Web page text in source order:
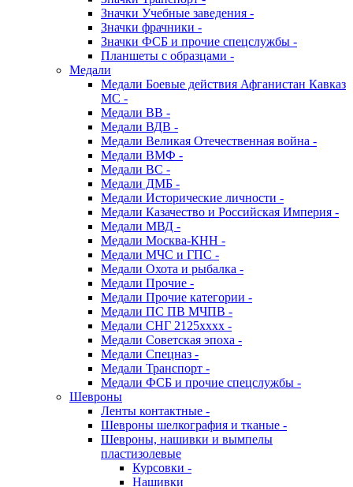
Значки Учебные заведения -
Значки фрачники -
Значки ФСБ и прочие спецслужбы -
Планшеты с образцами -
Медали
Медали Боевые действия Афганистан Кавказ
МС -
Медали ВВ -
Медали ВДВ -
Медали Великая Отечественная война -
Медали ВМФ -
Медали ВС -
Медали ДМБ -
Медали Исторические личности -
Медали Казачество и Российская Империя -
Медали МВД -
Медали Москва-КНН -
Медали МЧС и ГПС -
Медали Охота и рыбалка -
Медали Прочие -
Медали Прочие категории -
Медали ПС ПВ МЧПВ -
Медали СНГ 2125хххх -
Медали Советская эпоха -
Медали Спецназ -
Медали Транспорт -
Медали ФСБ и прочие спецслужбы -
Шевроны
Ленты контактные -
Шевроны шелкография и тканые -
Шевроны, нашивки и вымпелы
пластизолевые
Курсовки -
Нашивки